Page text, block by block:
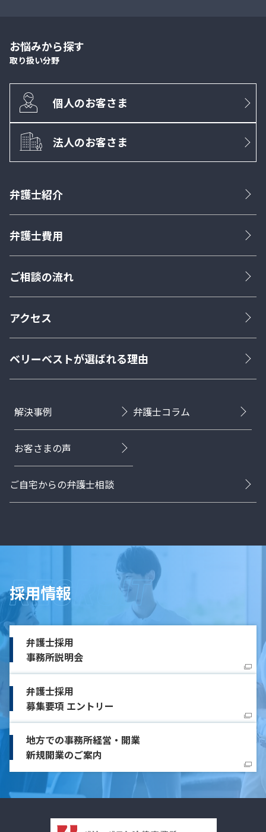
お悩みから探す
取り扱い分野
個人のお客さま
法人のお客さま
弁護士紹介
弁護士費用
ご相談の流れ
アクセス
ベリーベストが選ばれる理由
解決事例 弁護士コラム
お客さまの声
ご自宅からの弁護士相談
採用情報
弁護士採用
事務所説明会
弁護士採用
募集要項 エントリー
地方での事務所経営・開業
新規開業のご案内